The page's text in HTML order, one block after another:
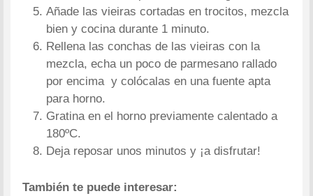
Añade las vieiras cortadas en trocitos, mezcla
bien y cocina durante 1 minuto.
Rellena las conchas de las vieiras con la
mezcla, echa un poco de parmesano rallado
por encima y colócalas en una fuente apta
para horno.
Gratina en el horno previamente calentado a
180ºC.
Deja reposar unos minutos y ¡a disfrutar!
También te puede interesar: